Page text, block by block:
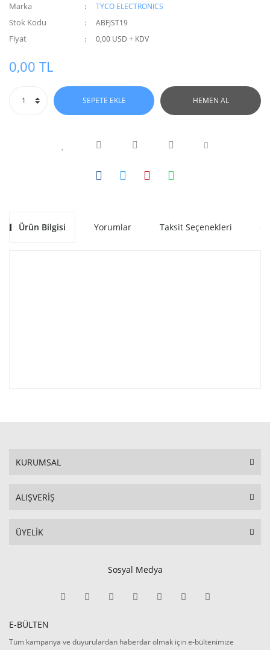
Marka TYCO ELECTRONICS
Stok Kodu ABFJST19
Fiyat 0,00 USD + KDV
0,00 TL
SEPETE EKLE HEMEN AL
Ürün Bilgisi Yorumlar Taksit Seçenekleri
KURUMSAL
ALIŞVERİŞ
ÜYELİK
Sosyal Medya
E-BÜLTEN
Tüm kampanya ve duyurulardan haberdar olmak için e-bültenimize